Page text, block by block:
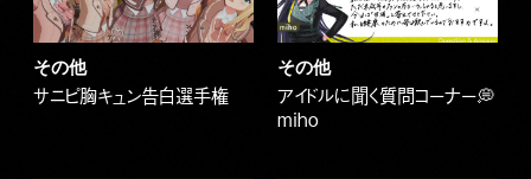
その他
サニピ胸キュン告白選手権
その他
アイドルに聞く質問コーナー💭
miho